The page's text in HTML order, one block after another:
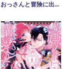
おっさんと冒険に出...